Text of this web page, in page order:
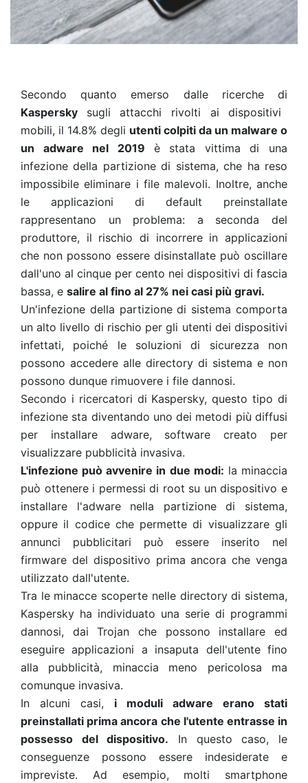
Secondo quanto emerso dalle ricerche di
Kaspersky sugli attacchi rivolti ai dispositivi
mobili, il 14.8% degli utenti colpiti da un malware o
un adware nel 2019 è stata vittima di una
infezione della partizione di sistema, che ha reso
impossibile eliminare i file malevoli. Inoltre, anche
le applicazioni di default preinstallate
rappresentano un problema: a seconda del
produttore, il rischio di incorrere in applicazioni
che non possono essere disinstallate può oscillare
dall'uno al cinque per cento nei dispositivi di fascia
bassa, e salire al fino al 27% nei casi più gravi.
Un'infezione della partizione di sistema comporta
un alto livello di rischio per gli utenti dei dispositivi
infettati, poiché le soluzioni di sicurezza non
possono accedere alle directory di sistema e non
possono dunque rimuovere i file dannosi.
Secondo i ricercatori di Kaspersky, questo tipo di
infezione sta diventando uno dei metodi più diffusi
per installare adware, software creato per
visualizzare pubblicità invasiva.
L'infezione può avvenire in due modi: la minaccia
può ottenere i permessi di root su un dispositivo e
installare l'adware nella partizione di sistema,
oppure il codice che permette di visualizzare gli
annunci pubblicitari può essere inserito nel
firmware del dispositivo prima ancora che venga
utilizzato dall'utente.
Tra le minacce scoperte nelle directory di sistema,
Kaspersky ha individuato una serie di programmi
dannosi, dai Trojan che possono installare ed
eseguire applicazioni a insaputa dell'utente fino
alla pubblicità, minaccia meno pericolosa ma
comunque invasiva.
In alcuni casi, i moduli adware erano stati
preinstallati prima ancora che l'utente entrasse in
possesso del dispositivo. In questo caso, le
conseguenze possono essere indesiderate e
impreviste. Ad esempio, molti smartphone